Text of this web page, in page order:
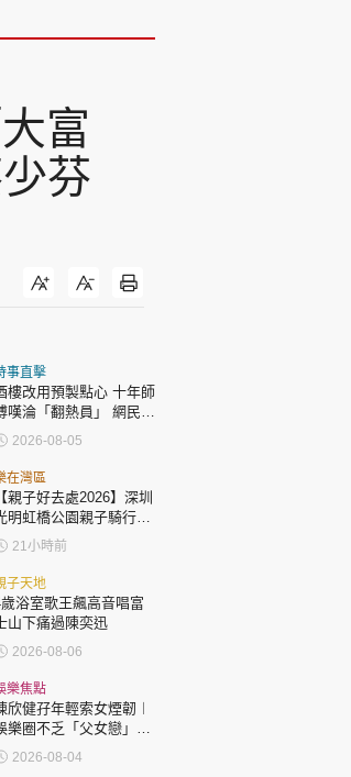
富
芬
事直擊
樓改用預製點心 十年師
嘆淪「翻熱員」 網民憂
統手藝被淘汰
2026-08-05
在灣區
【親子好去處2026】深圳
明虹橋公園親子騎行：
電助力黃包車」2小時
湖
21小時前
子天地
浴室歌王飆高音唱富
山下痛過陳奕迅
2026-08-06
樂焦點
欣健孖年輕索女煙韌︱
樂圈不乏「父女戀」
爺孫戀」 年齡差距最大
51歲 最受矚目有李龍
2026-08-04